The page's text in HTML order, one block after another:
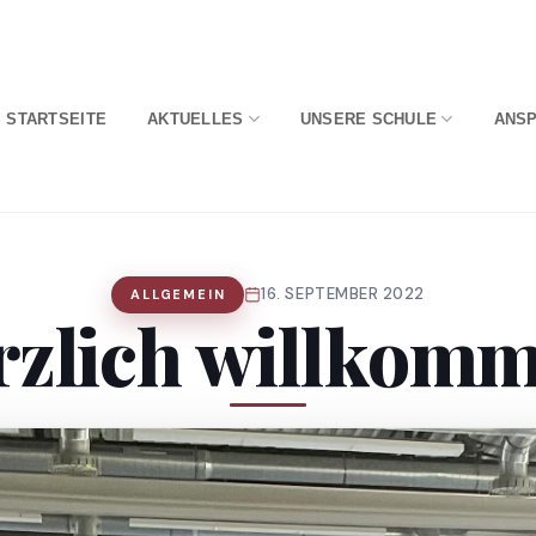
STARTSEITE AKTUELLES UNSERE SCHULE
ALLGEMEIN 16. SEPTEMBER 2022